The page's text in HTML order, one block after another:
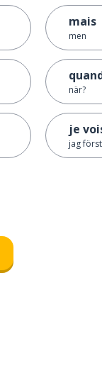
mais
men
när?
je
jag